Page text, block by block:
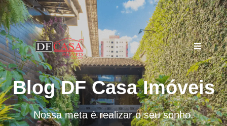
Blog DF Casa Imóveis
Nossa meta é realizar o seu sonho.